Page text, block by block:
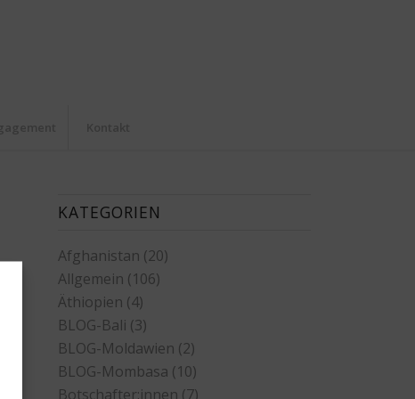
KATEGORIEN
Afghanistan (20)
Allgemein (106)
Äthiopien (4)
BLOG-Bali (3)
BLOG-Moldawien (2)
BLOG-Mombasa (10)
Botschafter:innen (7)